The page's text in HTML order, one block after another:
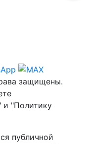
защищены.
и "Политику
публичной